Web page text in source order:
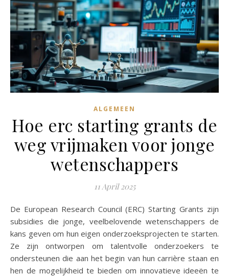
ALGEMEEN
Hoe erc starting grants de
weg vrijmaken voor jonge
wetenschappers
11 April 2025
De European Research Council (ERC) Starting Grants zijn
subsidies die jonge, veelbelovende wetenschappers de
kans geven om hun eigen onderzoeksprojecten te starten.
Ze zijn ontworpen om talentvolle onderzoekers te
ondersteunen die aan het begin van hun carrière staan en
hen de mogelijkheid te bieden om innovatieve ideeën te